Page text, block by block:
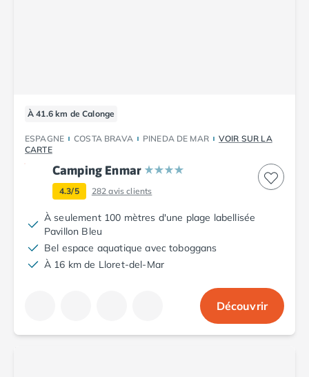
À 41.6 km de Calonge
ESPAGNE COSTA BRAVA PINEDA DE MAR
VOIR SUR LA
CARTE
Camping Enmar
4.3/5 282avis clients
À seulement 100 mètres d'une plage labellisée
Pavillon Bleu
Bel espace aquatique avec toboggans
À 16 km de Lloret-del-Mar
Découvrir